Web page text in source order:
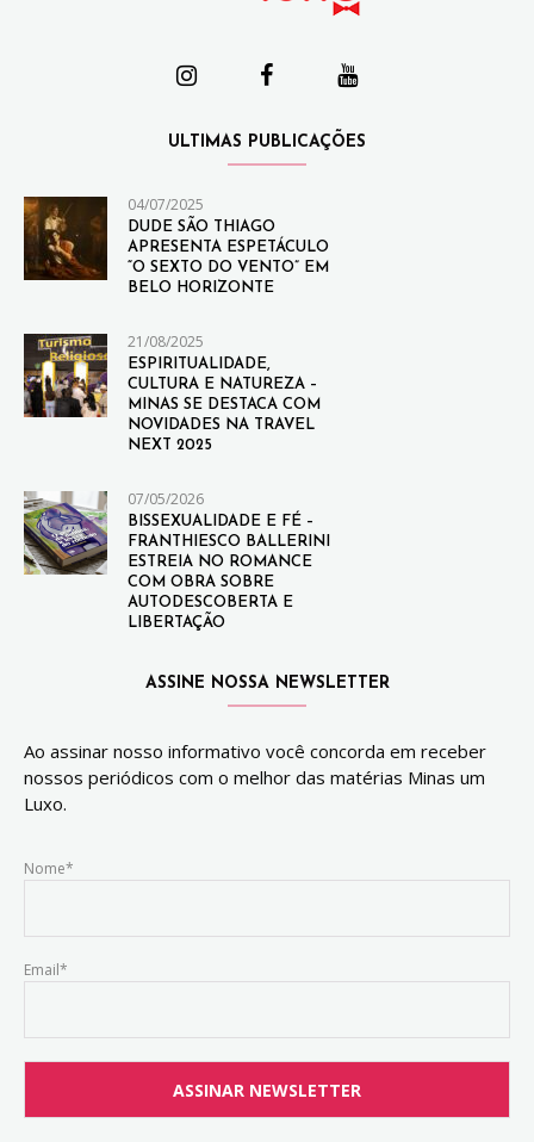
ULTIMAS PUBLICAÇÕES
04/07/2025
DUDE SÃO THIAGO
APRESENTA ESPETÁCULO
“O SEXTO DO VENTO” EM
BELO HORIZONTE
21/08/2025
ESPIRITUALIDADE,
CULTURA E NATUREZA –
MINAS SE DESTACA COM
NOVIDADES NA TRAVEL
NEXT 2025
07/05/2026
BISSEXUALIDADE E FÉ –
FRANTHIESCO BALLERINI
ESTREIA NO ROMANCE
COM OBRA SOBRE
AUTODESCOBERTA E
LIBERTAÇÃO
ASSINE NOSSA NEWSLETTER
Ao assinar nosso informativo você concorda em receber
nossos periódicos com o melhor das matérias Minas um
Luxo.
Nome*
Email*